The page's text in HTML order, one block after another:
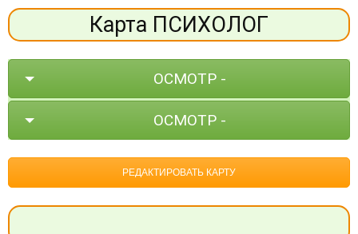
Карта ПСИХОЛОГ
ОСМОТР -
ОСМОТР -
РЕДАКТИРОВАТЬ КАРТУ